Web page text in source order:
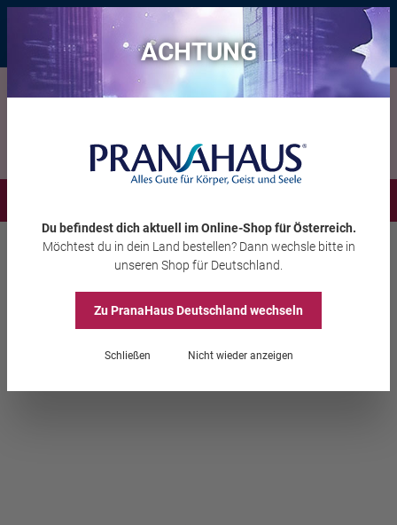
Bis zu 20 € Rabatt* mit dem Vorteils-Codeeintauchen , gültig bis
11.08.2026
Schmuck Armbänder
Kraftarmband „Aura-
Schutz“
ACHTUNG
Du befindest dich aktuell im Online-Shopfür Österreich.
Möchtest du in dein Land bestellen? Dann wechsle bitte in
unseren Shop für Deutschland
Zu PranaHausDeutschland wechseln
Schließen Nicht wieder anzeigen